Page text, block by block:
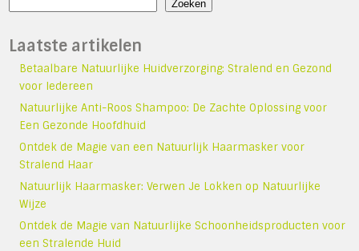
Zoeken
Laatste artikelen
Betaalbare Natuurlijke Huidverzorging: Stralend en Gezond
voor Iedereen
Natuurlijke Anti-Roos Shampoo: De Zachte Oplossing voor
Een Gezonde Hoofdhuid
Ontdek de Magie van een Natuurlijk Haarmasker voor
Stralend Haar
Natuurlijk Haarmasker: Verwen Je Lokken op Natuurlijke
Wijze
Ontdek de Magie van Natuurlijke Schoonheidsproducten voor
een Stralende Huid